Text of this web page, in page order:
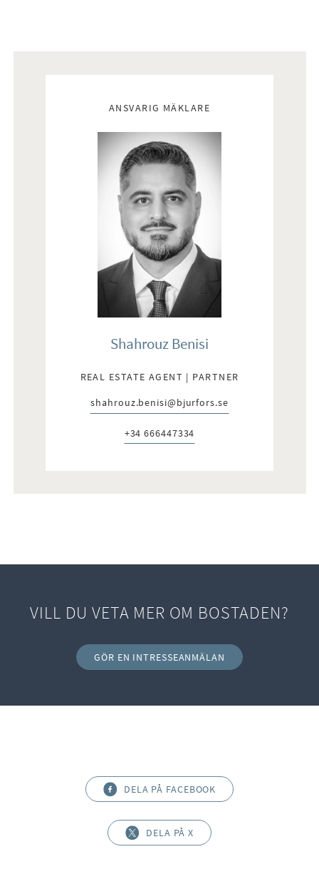
ANSVARIG MÄKLARE
Shahrouz Benisi
REAL ESTATE AGENT | PARTNER
E-post:
shahrouz.benisi@bjurfors.se
Telefon:
+34 666447334
VILL DU VETA MER OM BOSTADEN?
GÖR EN INTRESSEANMÄLAN
DELA PÅ FACEBOOK
DELA PÅ X